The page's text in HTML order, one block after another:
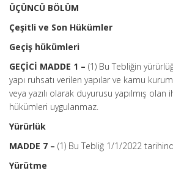
ÜÇÜNCÜ BÖLÜM
Çeşitli ve Son Hükümler
Geçiş hükümleri
GEÇİCİ MADDE 1 – (1) Bu Tebliğin
yapı ruhsatı verilen yapılar ve kamu
veya yazılı olarak duyurusu yapılmış
hükümleri uygulanmaz.
Yürürlük
MADDE 7 – (1) Bu Tebliğ 1/1/2022
Yürütme